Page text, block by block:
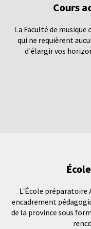
Cours
La Faculté de
qui ne requièrent
d'élargir vos
L'École préparatoire
encadrement
de la province sous